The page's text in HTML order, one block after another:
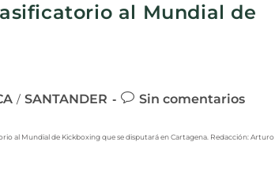
al Mundial de
/ SANTANDER Sin comentarios
al Mundial de Kickboxing que se disputará en Cartagena. Redacción: Arturo